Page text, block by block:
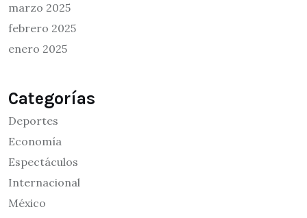
marzo 2025
febrero 2025
enero 2025
Categorías
Deportes
Economía
Espectáculos
Internacional
México